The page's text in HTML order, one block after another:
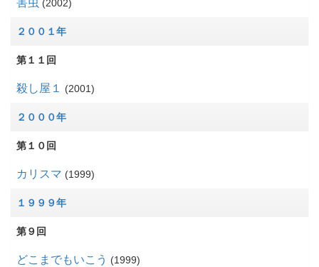
害虫 2002
２００１年
第１１回
殺し屋１ 2001
２０００年
第１０回
カリスマ 1999
１９９９年
第９回
どこまでもいこう 1999